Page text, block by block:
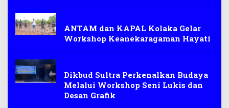
ANTAM dan KAPAL Kolaka Gelar
Workshop Keanekaragaman Hayati
Dikbud Sultra Perkenalkan Budaya
Melalui Workshop Seni Lukis dan
Desan Grafik